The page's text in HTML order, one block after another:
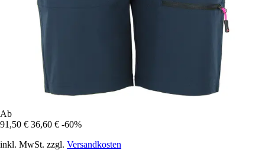
Ab
91,50 € 36,60 € -60%
inkl. MwSt. zzgl. Versandkosten